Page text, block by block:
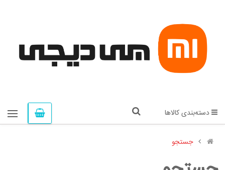
دسته‌بندی کالاها
جستجو